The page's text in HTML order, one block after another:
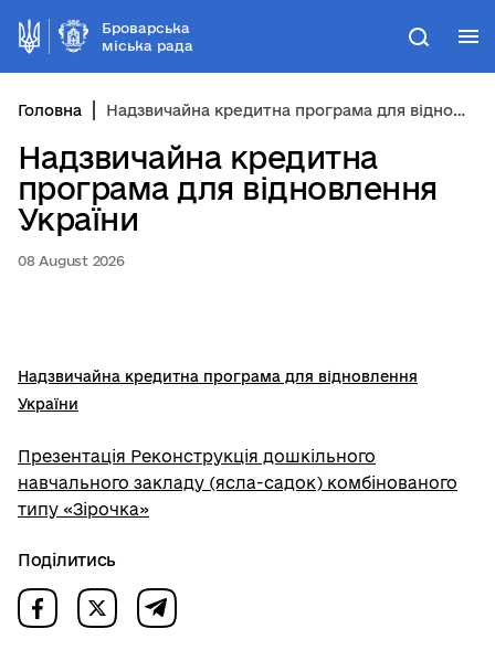
Броварська
міська рада
Пошук
Головна Надзвичайна кредитна програма для відновлення України
Надзвичайна кредитна
програма для відновлення
України
08 August 2026
Надзвичайна кредитна програма для відновлення
України
Презентація Реконструкція дошкільного
навчального закладу (ясла-садок) комбінованого
типу «Зірочка»
Поділитись